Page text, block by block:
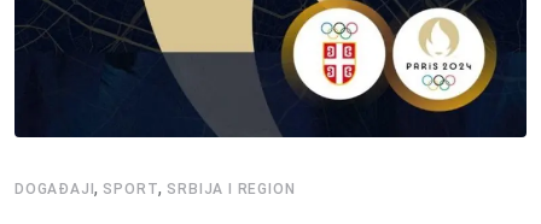
DOGAĐAJI, SPORT, SRBIJA I REGION